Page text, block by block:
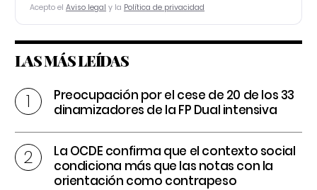
Acepto el Aviso legal y la Política de privacidad
LAS MÁS LEÍDAS
Preocupación por el cese de 20 de los 33
dinamizadores de la FP Dual intensiva
La OCDE confirma que el contexto social
condiciona más que las notas con la
orientación como contrapeso